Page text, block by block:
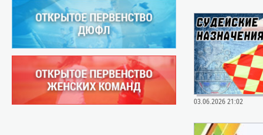
03.06.2026 21:02